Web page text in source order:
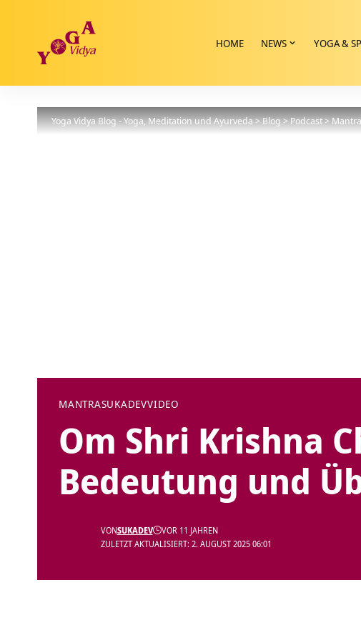
HOME NEWS YOGA &
Yoga Vidya Blog - Yoga, Meditation und Ayurveda>Blog>Podcast>Mantra
MANTRASUKADEVVIDEO
Om Shri Krishna
Bedeutung und
ZULETZT AKTUALISIERT: 2. AUGUST 2025 06:01
VONSUKADEV VOR 11 JAHREN